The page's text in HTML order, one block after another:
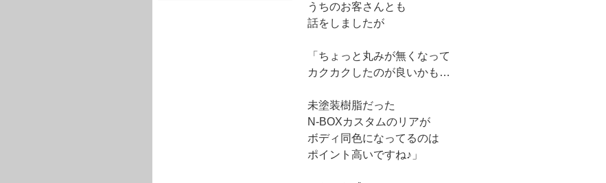
うちのお客さんとも
話をしましたが
「ちょっと丸みが無くなって
カクカクしたのが良いかも…
未塗装樹脂だった
N-BOXカスタムのリアが
ボディ同色になってるのは
ポイント高いですね♪」